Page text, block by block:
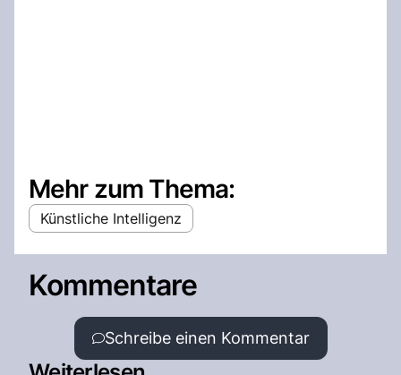
Mehr zum Thema:
Künstliche Intelligenz
Kommentare
Schreibe einen Kommentar